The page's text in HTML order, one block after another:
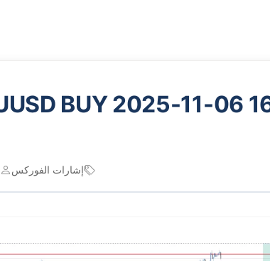
إشارات الفوركس